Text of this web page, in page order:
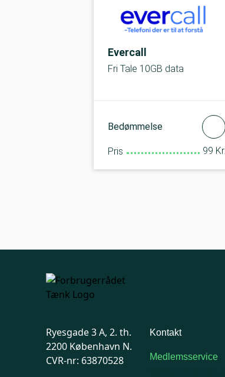
Evercall
Fri Tale 10GB data
Bedømmelse
Pris 99 Kr.
Ryesgade 3 A, 2. th.
2200 København N.
CVR-nr: 63870528
Kontakt
Medlemsservice